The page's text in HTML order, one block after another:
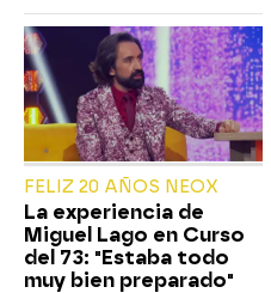
FELIZ 20 AÑOS NEOX
La experiencia de
Miguel Lago en Curso
del 73: "Estaba todo
muy bien preparado"